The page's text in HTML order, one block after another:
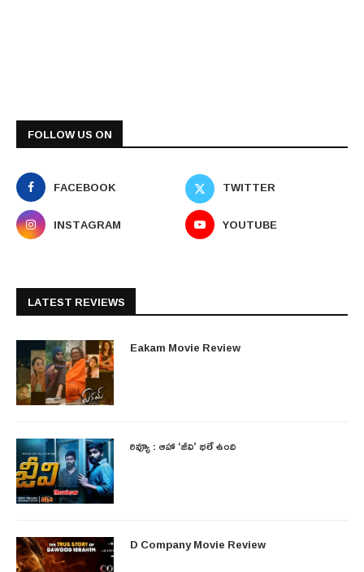
FOLLOW US ON
FACEBOOK
TWITTER
INSTAGRAM
YOUTUBE
LATEST REVIEWS
Eakam Movie Review
రివ్యూ : ఆహా ‘జీవి’ భలే ఉంది
D Company Movie Review